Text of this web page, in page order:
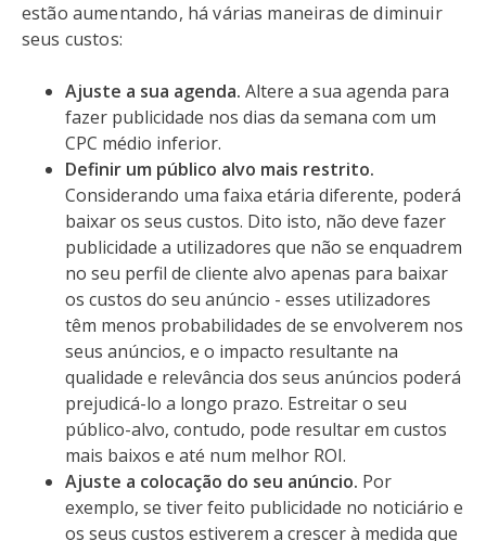
estão aumentando, há várias maneiras de diminuir
seus custos:
Ajuste a sua agenda. Altere a sua agenda para
fazer publicidade nos dias da semana com um
CPC médio inferior.
Definir um público alvo mais restrito.
Considerando uma faixa etária diferente, poderá
baixar os seus custos. Dito isto, não deve fazer
publicidade a utilizadores que não se enquadrem
no seu perfil de cliente alvo apenas para baixar
os custos do seu anúncio - esses utilizadores
têm menos probabilidades de se envolverem nos
seus anúncios, e o impacto resultante na
qualidade e relevância dos seus anúncios poderá
prejudicá-lo a longo prazo. Estreitar o seu
público-alvo, contudo, pode resultar em custos
mais baixos e até num melhor ROI.
Ajuste a colocação do seu anúncio. Por
exemplo, se tiver feito publicidade no noticiário e
os seus custos estiverem a crescer à medida que